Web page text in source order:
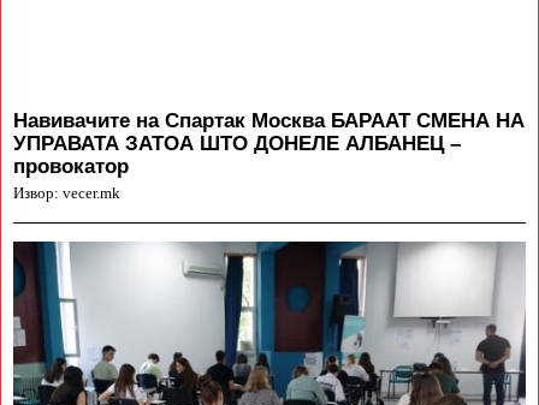
Навивачите на Спартак Москва БАРААТ СМЕНА НА
УПРАВАТА ЗАТОА ШТО ДОНЕЛЕ АЛБАНЕЦ –
провокатор
Извор: vecer.mk